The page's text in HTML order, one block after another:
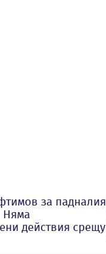
за падналия
Няма
действия срещу